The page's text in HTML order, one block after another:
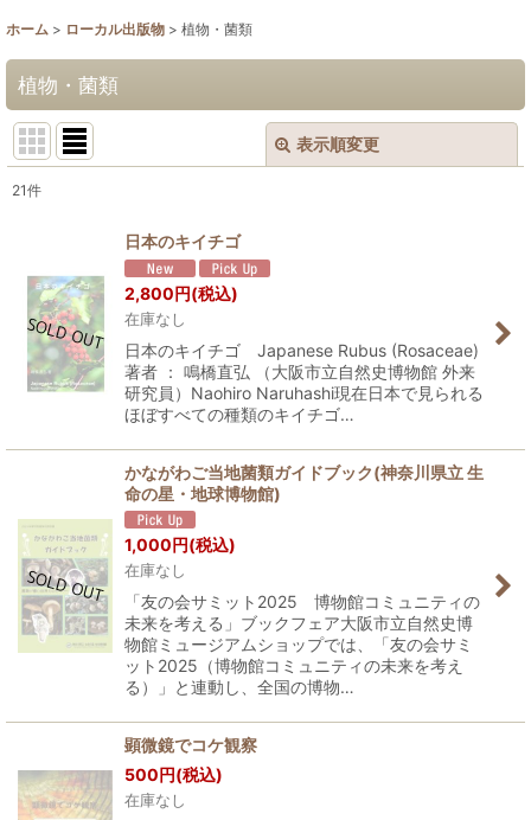
ホーム > ローカル出版物 > 植物・菌類
植物・菌類
表示順変更
並び順:
絞り込む
21件
日本のキイチゴ
2,800円(税込)
在庫なし
日本のキイチゴ Japanese Rubus (Rosaceae)
著者 ： 鳴橋直弘 （大阪市立自然史博物館 外来
研究員）Naohiro Naruhashi現在日本で見られる
ほぼすべての種類のキイチゴ…
かながわご当地菌類ガイドブック(神奈川県立 生
命の星・地球博物館)
1,000円(税込)
在庫なし
「友の会サミット2025 博物館コミュニティの
未来を考える」ブックフェア大阪市立自然史博
物館ミュージアムショップでは、「友の会サミ
ット2025（博物館コミュニティの未来を考え
る）」と連動し、全国の博物…
顕微鏡でコケ観察
500円(税込)
在庫なし